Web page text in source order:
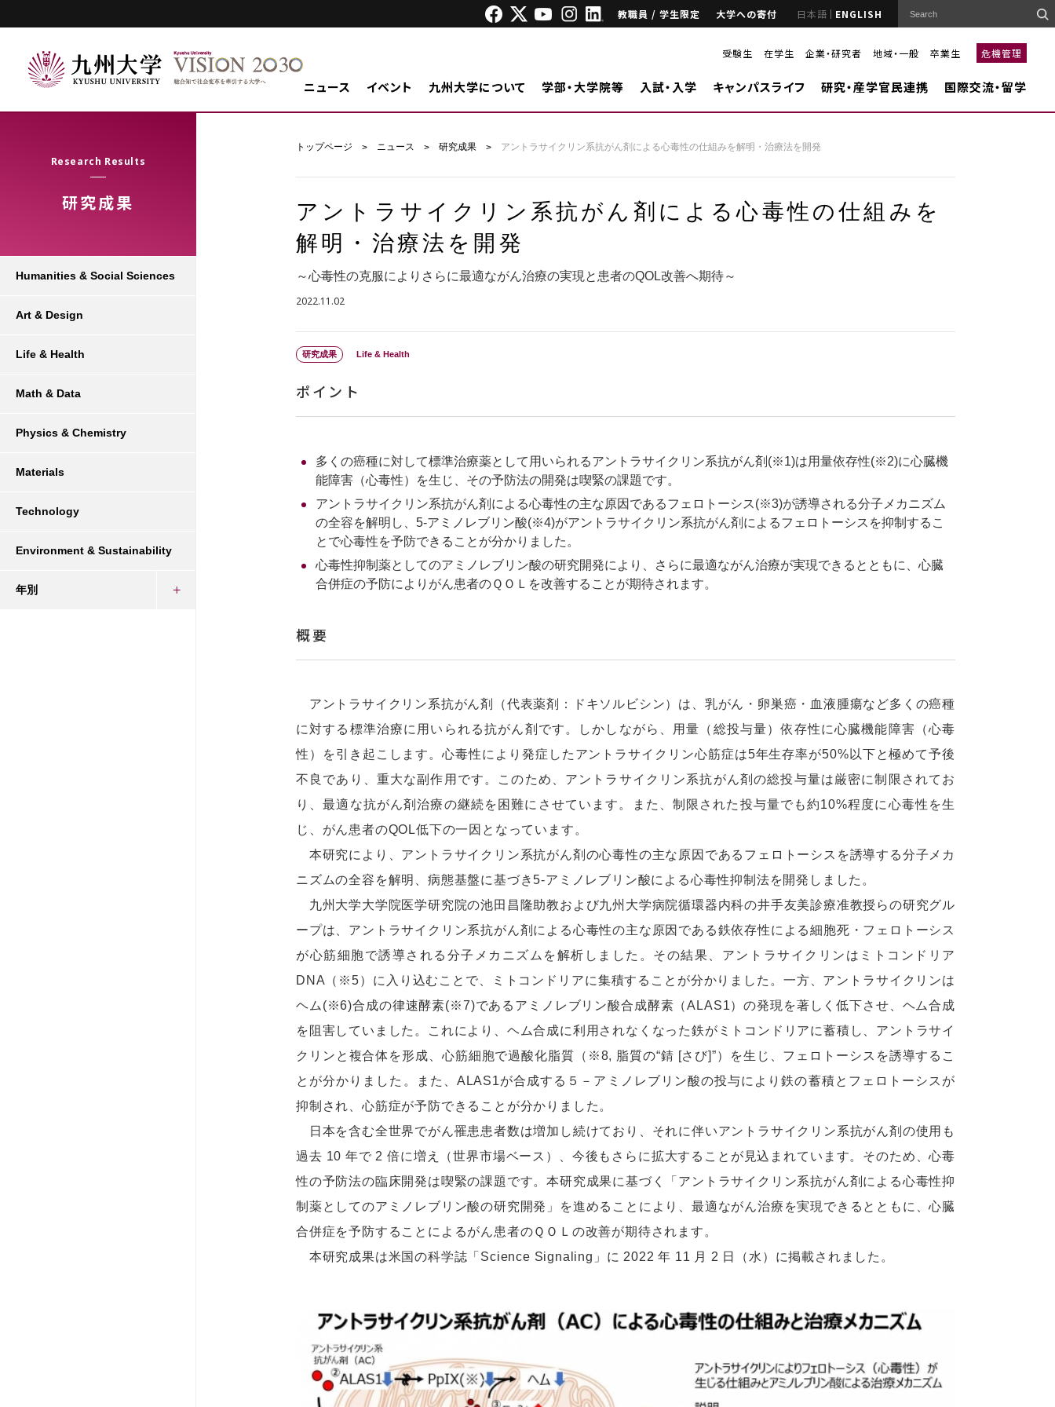
教職員 / 学生限定 大学への寄付 日本語 ENGLISH
受験生 在学生 企業・研究者 地域・一般 卒業生 危機管理
ニュース イベント 九州大学について 学部・大学院等 入試・入学 キャンパスライフ 研究・産学官民連携 国際交流・留学
Research Results
研究成果
トップページ ニュース 研究成果 アントラサイクリン系抗がん剤による心毒性の仕組みを解明・治療法を開発
アントラサイクリン系抗がん剤による心毒性の仕組みを
解明・治療法を開発
～心毒性の克服によりさらに最適ながん治療の実現と患者のQOL改善へ期待～
2022.11.02
研究成果 Life & Health
ポイント
多くの癌種に対して標準治療薬として用いられるアントラサイクリン系抗がん剤(※1)は用量依存性(※2)に心臓機
能障害（心毒性）を生じ、その予防法の開発は喫緊の課題です。
アントラサイクリン系抗がん剤による心毒性の主な原因であるフェロトーシス(※3)が誘導される分子メカニズム
の全容を解明し、5-アミノレブリン酸(※4)がアントラサイクリン系抗がん剤によるフェロトーシスを抑制するこ
とで心毒性を予防できることが分かりました。
心毒性抑制薬としてのアミノレブリン酸の研究開発により、さらに最適ながん治療が実現できるとともに、心臓
合併症の予防によりがん患者のＱＯＬを改善することが期待されます。
概要
アントラサイクリン系抗がん剤（代表薬剤：ドキソルビシン）は、乳がん・卵巣癌・血液腫瘍など多くの癌種
に対する標準治療に用いられる抗がん剤です。しかしながら、用量（総投与量）依存性に心臓機能障害（心毒
性）を引き起こします。心毒性により発症したアントラサイクリン心筋症は5年生存率が50%以下と極めて予後
不良であり、重大な副作用です。このため、アントラサイクリン系抗がん剤の総投与量は厳密に制限されてお
り、最適な抗がん剤治療の継続を困難にさせています。また、制限された投与量でも約10%程度に心毒性を生
じ、がん患者のQOL低下の一因となっています。
本研究により、アントラサイクリン系抗がん剤の心毒性の主な原因であるフェロトーシスを誘導する分子メカ
ニズムの全容を解明、病態基盤に基づき5-アミノレブリン酸による心毒性抑制法を開発しました。
九州大学大学院医学研究院の池田昌隆助教および九州大学病院循環器内科の井手友美診療准教授らの研究グル
ープは、アントラサイクリン系抗がん剤による心毒性の主な原因である鉄依存性による細胞死・フェロトーシス
が心筋細胞で誘導される分子メカニズムを解析しました。その結果、アントラサイクリンはミトコンドリア
DNA（※5）に入り込むことで、ミトコンドリアに集積することが分かりました。一方、アントラサイクリンは
ヘム(※6)合成の律速酵素(※7)であるアミノレブリン酸合成酵素（ALAS1）の発現を著しく低下させ、ヘム合成
を阻害していました。これにより、ヘム合成に利用されなくなった鉄がミトコンドリアに蓄積し、アントラサイ
クリンと複合体を形成、心筋細胞で過酸化脂質（※8, 脂質の“錆 [さび]”）を生じ、フェロトーシスを誘導するこ
とが分かりました。また、ALAS1が合成する５－アミノレブリン酸の投与により鉄の蓄積とフェロトーシスが
抑制され、心筋症が予防できることが分かりました。
日本を含む全世界でがん罹患患者数は増加し続けており、それに伴いアントラサイクリン系抗がん剤の使用も
過去 10 年で 2 倍に増え（世界市場ベース）、今後もさらに拡大することが見込まれています。そのため、心毒
性の予防法の臨床開発は喫緊の課題です。本研究成果に基づく「アントラサイクリン系抗がん剤による心毒性抑
制薬としてのアミノレブリン酸の研究開発」を進めることにより、最適ながん治療を実現できるとともに、心臓
合併症を予防することによるがん患者のＱＯＬの改善が期待されます。
本研究成果は米国の科学誌「Science Signaling」に 2022 年 11 月 2 日（水）に掲載されました。
Humanities & Social Sciences
Art & Design
Life & Health
Math & Data
Physics & Chemistry
Materials
Technology
Environment & Sustainability
年別